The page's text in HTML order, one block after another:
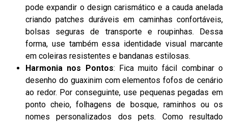
pode expandir o design carismático e a cauda anelada
criando patches duráveis em caminhas confortáveis,
bolsas seguras de transporte e roupinhas. Dessa
forma, use também essa identidade visual marcante
em coleiras resistentes e bandanas estilosas.
Harmonia nos Pontos: Fica muito fácil combinar o
desenho do guaxinim com elementos fofos de cenário
ao redor. Por conseguinte, use pequenas pegadas em
ponto cheio, folhagens de bosque, raminhos ou os
nomes personalizados dos pets. Como resultado